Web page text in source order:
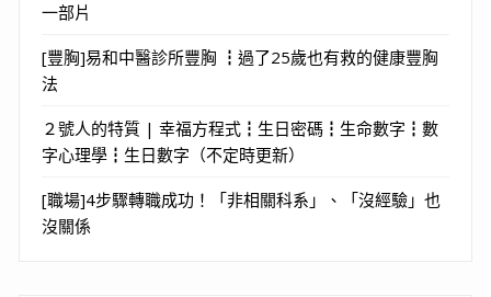
一部片
[豐胸]易和中醫診所豐胸 ┇過了25歲也有救的健康豐胸
法
２號人的特質 | 幸福方程式┇生日密碼┇生命數字┇數
字心理學┇生日數字（不定時更新）
[職場]4步驟轉職成功！「非相關科系」、「沒經驗」也
沒關係